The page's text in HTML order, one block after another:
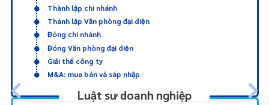
Thành lập chi nhánh
Thành lập Văn phòng đại diện
Đóng chi nhánh
Đóng Văn phòng đại diện
Giải thể công ty
M&A: mua bán và sáp nhập
Luật sư doanh nghiệp